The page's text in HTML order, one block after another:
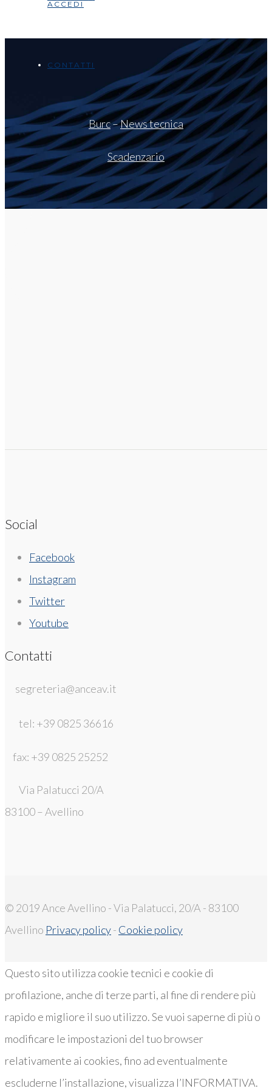
ACCEDI
CONTATTI
Burc–News tecnica
Scadenzario
Social
Facebook
Instagram
Twitter
Youtube
Contatti
segreteria@anceav.it
tel: +39 0825 36616
fax: +39 0825 25252
Via Palatucci 20/A
83100 – Avellino
© 2019 Ance Avellino - Via Palatucci, 20/A - 83100
Avellino Privacy policy- Cookie policy
Questo sito utilizza cookie tecnici e cookie di
profilazione, anche di terze parti, al fine di rendere più
rapido e migliore il suo utilizzo. Se vuoi saperne di più o
modificare le impostazioni del tuo browser
relativamente ai cookies, fino ad eventualmente
escluderne l’installazione, visualizza l’INFORMATIVA.